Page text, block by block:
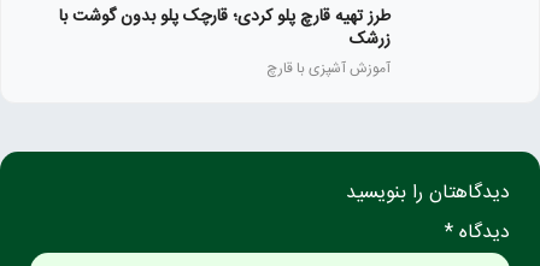
طرز تهیه قارچ پلو کردی؛ قارچک پلو بدون گوشت با
زرشک
آموزش آشپزی با قارچ
دیدگاهتان را بنویسید
دیدگاه *